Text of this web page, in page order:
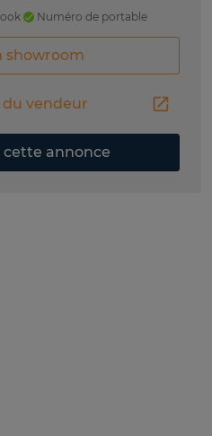
Numéro de portable
showroom
du vendeur
cette annonce